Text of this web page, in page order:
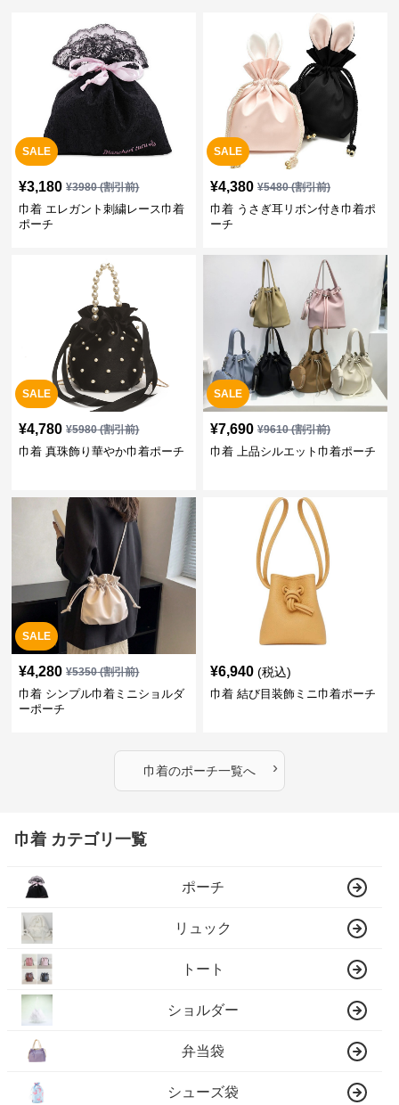
SALE
¥3,180 ¥3980(割引前)
巾着 エレガント刺繍レース巾着
ポーチ
SALE
¥4,380 ¥5480(割引前)
巾着 うさぎ耳リボン付き巾着ポ
ーチ
SALE
¥4,780 ¥5980(割引前)
巾着 真珠飾り華やか巾着ポーチ
SALE
¥7,690 ¥9610(割引前)
巾着 上品シルエット巾着ポーチ
SALE
¥4,280 ¥5350(割引前)
巾着 シンプル巾着ミニショルダ
ーポーチ
¥6,940 (税込)
巾着 結び目装飾ミニ巾着ポーチ
巾着のポーチ一覧へ ›
巾着 カテゴリ一覧
ポーチ
リュック
トート
ショルダー
弁当袋
シューズ袋